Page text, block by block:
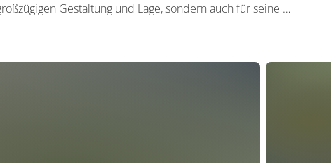
Gestaltung und Lage, sondern auch für seine …